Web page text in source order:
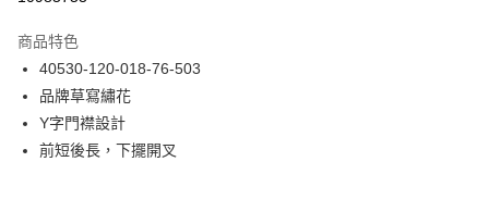
悠遊付
Google Pay
貨到付款
商品特色
40530-120-018-76-503
品牌草寫繡花
Y字門襟設計
前短後長，下擺開叉